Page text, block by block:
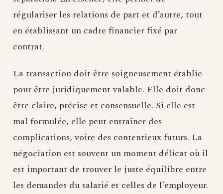
régulariser les relations de part et d’autre, tout
en établissant un cadre financier fixé par
contrat.
La transaction doit être soigneusement établie
pour être juridiquement valable. Elle doit donc
être claire, précise et consensuelle. Si elle est
mal formulée, elle peut entraîner des
complications, voire des contentieux futurs. La
négociation est souvent un moment délicat où il
est important de trouver le juste équilibre entre
les demandes du salarié et celles de l’employeur.